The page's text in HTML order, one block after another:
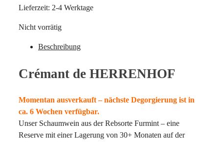
Lieferzeit: 2-4 Werktage
Nicht vorrätig
Beschreibung
Crémant de HERRENHOF
Momentan ausverkauft – nächste Degorgierung ist in
ca. 6 Wochen verfügbar.
Unser Schaumwein aus der Rebsorte Furmint – eine
Reserve mit einer Lagerung von 30+ Monaten auf der